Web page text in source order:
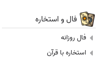
فال و استخاره
فال روزانه
استخاره با قرآن